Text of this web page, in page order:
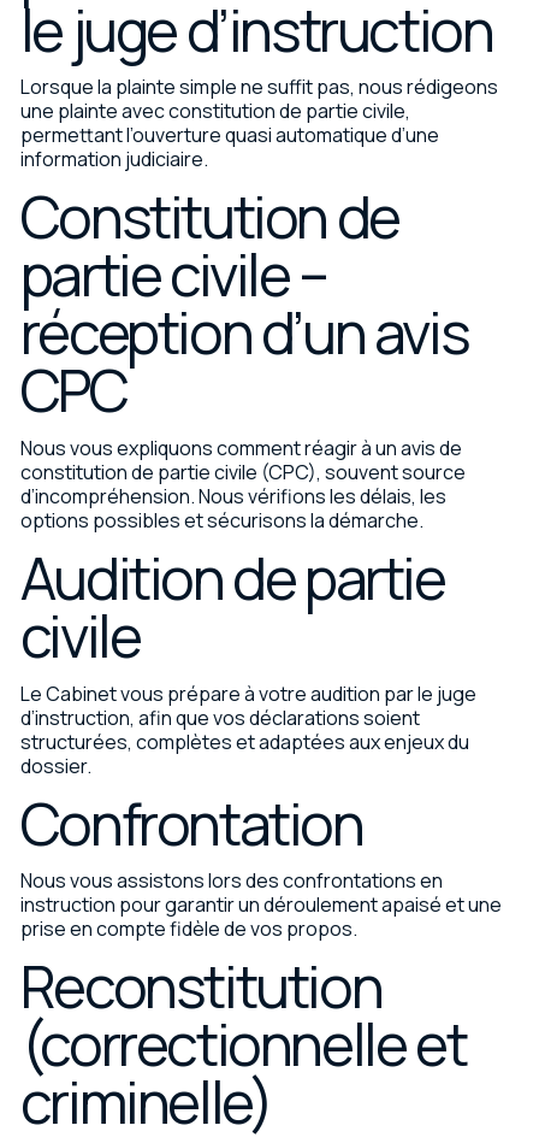
le juge d’instruction
Lorsque la plainte simple ne suffit pas, nous rédigeons
une plainte avec constitution de partie civile,
permettant l’ouverture quasi automatique d’une
information judiciaire.
Constitution de
partie civile –
réception d’un avis
CPC
Nous vous expliquons comment réagir à un avis de
constitution de partie civile (CPC), souvent source
d’incompréhension. Nous vérifions les délais, les
options possibles et sécurisons la démarche.
Audition de partie
civile
Le Cabinet vous prépare à votre audition par le juge
d’instruction, afin que vos déclarations soient
structurées, complètes et adaptées aux enjeux du
dossier.
Confrontation
Nous vous assistons lors des confrontations en
instruction pour garantir un déroulement apaisé et une
prise en compte fidèle de vos propos.
Reconstitution
(correctionnelle et
criminelle)